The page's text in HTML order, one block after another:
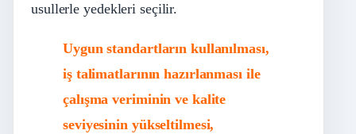
usullerle yedekleri seçilir.
Uygun standartların kullanılması,
iş talimatlarının hazırlanması ile
çalışma veriminin ve kalite
seviyesinin yükseltilmesi,